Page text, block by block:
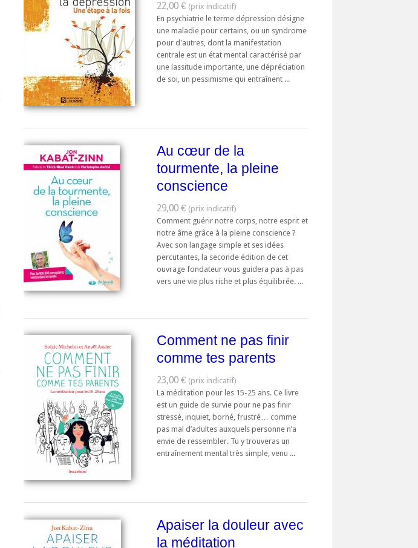
22,00 €
En psychiatrie le terme dépression désigne
une maladie pour certains, ou un syndrome
pour d'autres, dont la manifestation
centrale est un état mental caractérisé par
une lassitude importante, une dépréciation
de soi, un pessimisme qui entraînent ...
Au cœur de la
tourmente, la pleine
conscience
29,00 €
Comment guérir notre corps, notre esprit et
notre âme grâce à la pleine conscience ?
Avec son langage simple et ses idées
percutantes, la seconde édition de cet
ouvrage fondateur vous guidera pas à pas
vers une vie plus riche et plus équilibrée. ...
Comment ne pas finir
comme tes parents
23,00 €
La méditation pour les 15-25 ans. Ce livre
est un guide de survie pour ne pas finir
stressé, inquiet, borné, frustré… comme
pas mal d’adultes auxquels personne n’a
envie de ressembler. Tu y trouveras un
entraînement mental très simple, venu ...
Apaiser la douleur avec
la méditation